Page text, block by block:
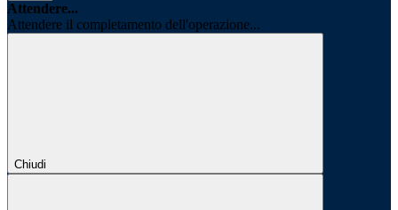
Attendere...
Attendere il completamento dell'operazione...
Chiudi